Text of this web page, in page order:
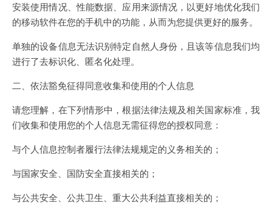
安装使用情况、性能数据、应用来源情况，以更好地优化我们
的移动软件在您的手机中的功能，从而为您提供更好的服务。
单独的设备信息无法识别特定自然人身份，且该等信息我们均
进行了去标识化、匿名化处理。
二、依法豁免征得同意收集和使用的个人信息
请您理解，在下列情形中，根据法律法规及相关国家标准，我
们收集和使用您的个人信息无需征得您的授权同意：
与个人信息控制者履行法律法规规定的义务相关的；
与国家安全、国防安全直接相关的；
与公共安全、公共卫生、重大公共利益直接相关的；